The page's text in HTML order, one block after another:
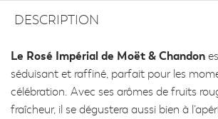
DESCRIPTION
Le Rosé Impérial de Moët & Chandon
séduisant et raffiné, parfait pour les
célébration. Avec ses arômes de fruits
fraîcheur, il se dégustera aussi bien à